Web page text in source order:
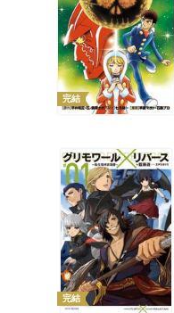
完結
完結